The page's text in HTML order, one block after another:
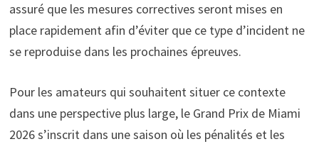
assuré que les mesures correctives seront mises en
place rapidement afin d’éviter que ce type d’incident ne
se reproduise dans les prochaines épreuves.
Pour les amateurs qui souhaitent situer ce contexte
dans une perspective plus large, le Grand Prix de Miami
2026 s’inscrit dans une saison où les pénalités et les